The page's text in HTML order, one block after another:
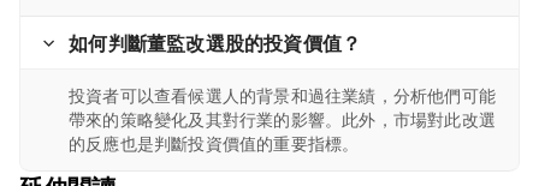
如何判斷董監改選股的投資價值？
投資者可以查看候選人的背景和過往業績，分析他們可能
帶來的策略變化及其對行業的影響。此外，市場對此改選
的反應也是判斷投資價值的重要指標。